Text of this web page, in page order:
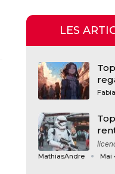
LES
MathiasAndre Mai